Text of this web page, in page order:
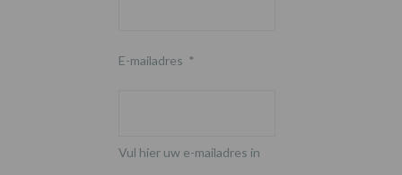
E-mailadres *
Vul hier uw e-mailadres in